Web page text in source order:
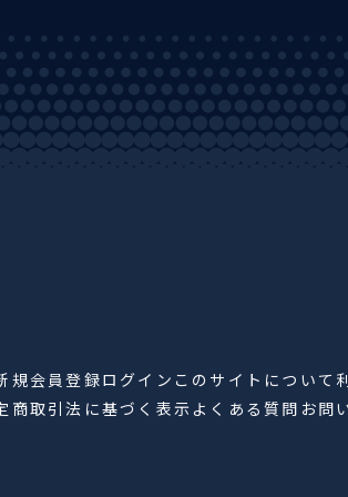
規会員登録ログイン このサイトについて
商取引法に基づく表示よくある質問 お問